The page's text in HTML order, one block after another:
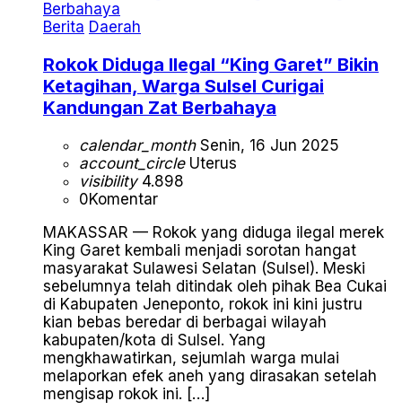
Berita Daerah
Rokok Diduga Ilegal “King Garet” Bikin
Ketagihan, Warga Sulsel Curigai
Kandungan Zat Berbahaya
calendar_monthSenin, 16 Jun 2025
account_circleUterus
visibility4.898
0Komentar
MAKASSAR — Rokok yang diduga ilegal merek
King Garet kembali menjadi sorotan hangat
masyarakat Sulawesi Selatan (Sulsel). Meski
sebelumnya telah ditindak oleh pihak Bea Cukai
di Kabupaten Jeneponto, rokok ini kini justru
kian bebas beredar di berbagai wilayah
kabupaten/kota di Sulsel. Yang
mengkhawatirkan, sejumlah warga mulai
melaporkan efek aneh yang dirasakan setelah
mengisap rokok ini. […]